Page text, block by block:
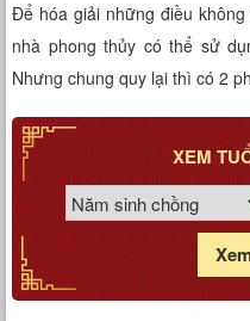
Để hóa giải những điều
nhà phong thủy có thể sử
Nhưng chung quy lại thì có 2
XEM